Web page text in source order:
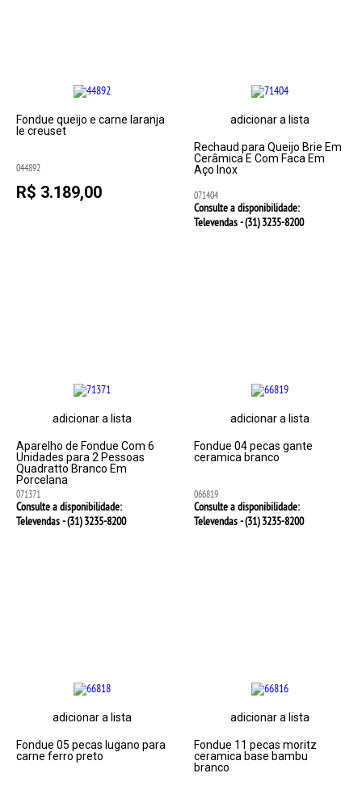
Fondue queijo e carne laranja
le creuset
044892
R$ 3.189,00
adicionar a lista
Rechaud para Queijo Brie Em
Cerâmica E Com Faca Em
Aço Inox
071404
Consulte a disponibilidade:
Televendas - (31)3235-8200
adicionar a lista
Aparelho de Fondue Com 6
Unidades para 2 Pessoas
Quadratto Branco Em
Porcelana
071371
Consulte a disponibilidade:
Televendas - (31)3235-8200
adicionar a lista
Fondue 04 pecas gante
ceramica branco
066819
Consulte a disponibilidade:
Televendas - (31)3235-8200
adicionar a lista
Fondue 05 pecas lugano para
carne ferro preto
adicionar a lista
Fondue 11 pecas moritz
ceramica base bambu
branco